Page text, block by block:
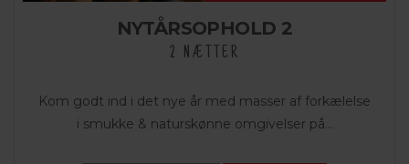
NYTÅRSOPHOLD 2
2 NÆTTER
Kom godt ind i det nye år med masser af forkælelse
i smukke & naturskønne omgivelser på...